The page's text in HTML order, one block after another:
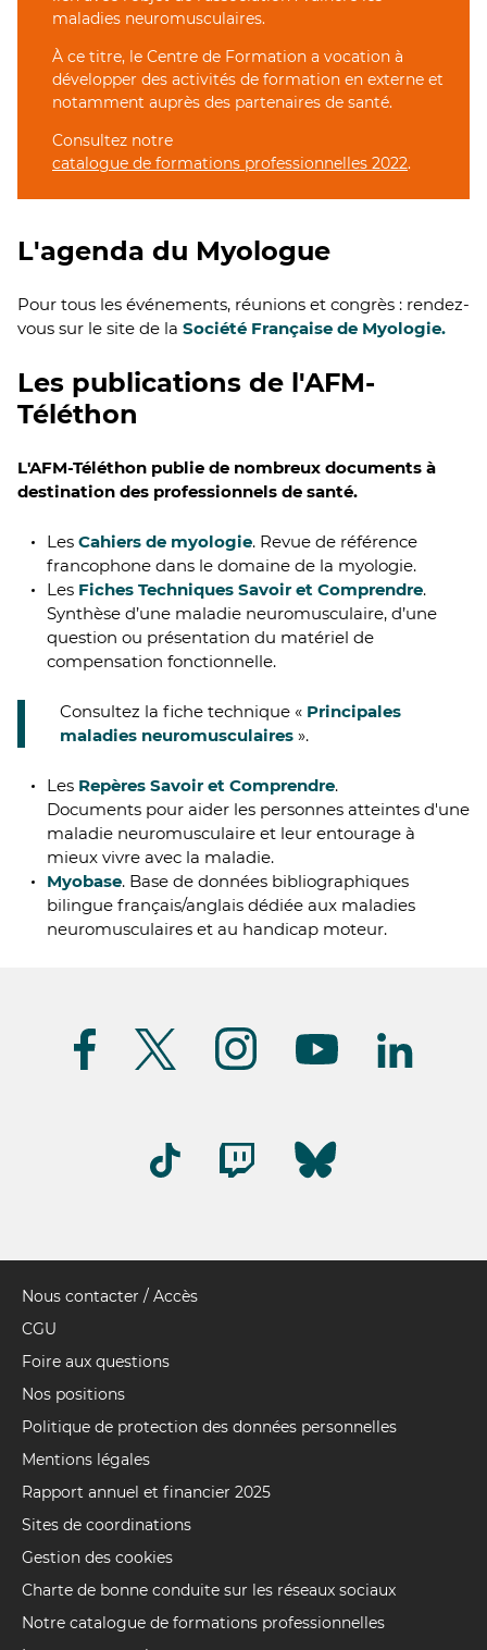
maladies neuromusculaires.
À ce titre, le Centre de Formation a vocation à
développer des activités de formation en externe et
notamment auprès des partenaires de santé.
Consultez notre
catalogue de formations professionnelles 2022.
L'agenda du Myologue
Pour tous les événements, réunions et congrès : rendez-
vous sur le site de la Société Française de Myologie.
Les publications de l'AFM-
Téléthon
L'AFM-Téléthon publie de nombreux documents à
destination des professionnels de santé.
Les Cahiers de myologie. Revue de référence
francophone dans le domaine de la myologie.
Les Fiches Techniques Savoir et Comprendre.
Synthèse d’une maladie neuromusculaire, d’une
question ou présentation du matériel de
compensation fonctionnelle.
Consultez la fiche technique « Principales
maladies neuromusculaires ».
Les Repères Savoir et Comprendre.
Documents pour aider les personnes atteintes d'une
maladie neuromusculaire et leur entourage à
mieux vivre avec la maladie.
Myobase. Base de données bibliographiques
bilingue français/anglais dédiée aux maladies
neuromusculaires et au handicap moteur.
Pied
de
Nous contacter / Accès
CGU
Foire aux questions
Nos positions
Politique de protection des données personnelles
Mentions légales
Rapport annuel et financier 2025
Sites de coordinations
Gestion des cookies
Charte de bonne conduite sur les réseaux sociaux
Notre catalogue de formations professionnelles